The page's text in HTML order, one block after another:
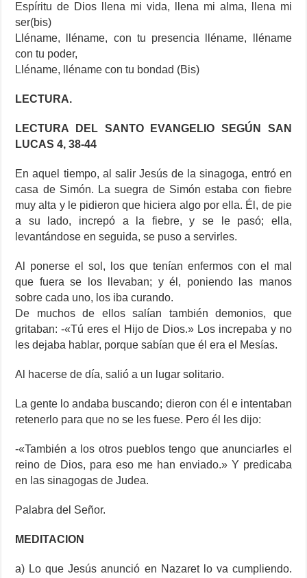
Espíritu de Dios llena mi vida, llena mi alma, llena mi
ser(bis)
Lléname, lléname, con tu presencia lléname, lléname
con tu poder,
Lléname, lléname con tu bondad (Bis)
LECTURA.
LECTURA DEL SANTO EVANGELIO SEGÚN SAN
LUCAS 4, 38-44
En aquel tiempo, al salir Jesús de la sinagoga, entró en
casa de Simón. La suegra de Simón estaba con fiebre
muy alta y le pidieron que hiciera algo por ella. Él, de pie
a su lado, increpó a la fiebre, y se le pasó; ella,
levantándose en seguida, se puso a servirles.
Al ponerse el sol, los que tenían enfermos con el mal
que fuera se los llevaban; y él, poniendo las manos
sobre cada uno, los iba curando.
De muchos de ellos salían también demonios, que
gritaban: -«Tú eres el Hijo de Dios.» Los increpaba y no
les dejaba hablar, porque sabían que él era el Mesías.
Al hacerse de día, salió a un lugar solitario.
La gente lo andaba buscando; dieron con él e intentaban
retenerlo para que no se les fuese. Pero él les dijo:
-«También a los otros pueblos tengo que anunciarles el
reino de Dios, para eso me han enviado.» Y predicaba
en las sinagogas de Judea.
​Palabra del Señor.
MEDITACION
a) Lo que Jesús anunció en Nazaret lo va cumpliendo.